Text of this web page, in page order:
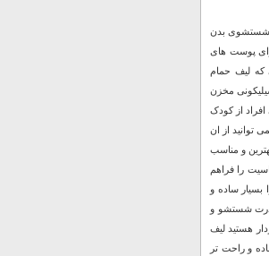
شستشوی بدن
پوست های
که لیف حمام
مخزن
از کودک
توانید از ان
و مناسب
را فراهم
ساده و
شستشو و
هستید لیف
و راحت تر